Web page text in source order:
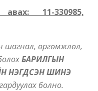
11-330985,
шагнал, өргөмжлөл,
БАРИЛГЫН
НЭГДСЭН ШИНЭ
гардуулах болно.